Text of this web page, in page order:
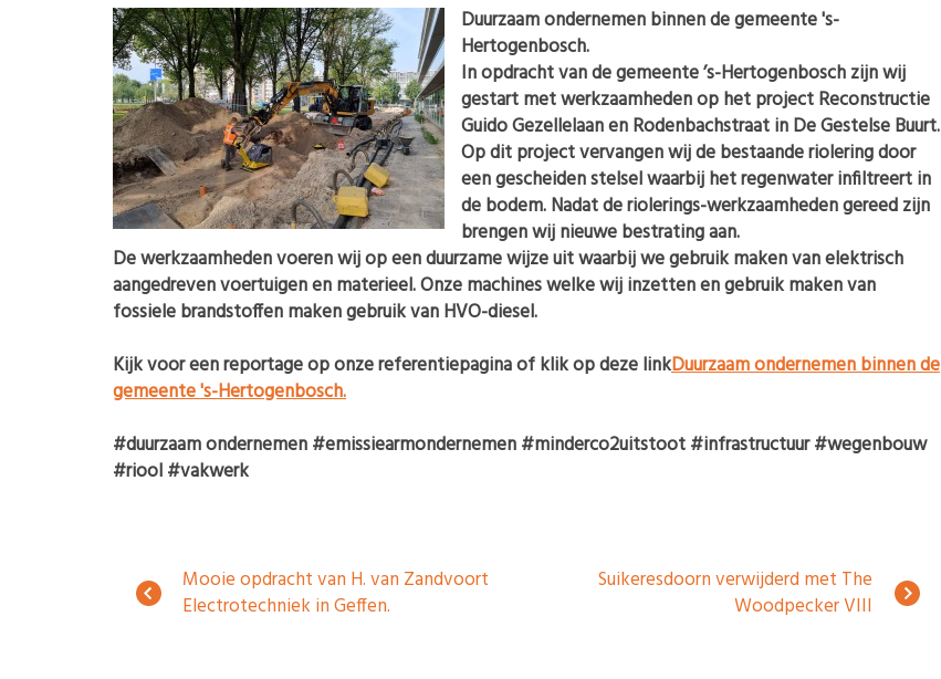
Duurzaam ondernemen binnen de gemeente 's-
Hertogenbosch.
In opdracht van de gemeente ’s-Hertogenbosch zijn wij
gestart met werkzaamheden op het project Reconstructie
Guido Gezellelaan en Rodenbachstraat in De Gestelse Buurt.
Op dit project vervangen wij de bestaande riolering door
een gescheiden stelsel waarbij het regenwater infiltreert in
de bodem. Nadat de riolerings-werkzaamheden gereed zijn
brengen wij nieuwe bestrating aan.
De werkzaamheden voeren wij op een duurzame wijze uit waarbij we gebruik maken van elektrisch
aangedreven voertuigen en materieel. Onze machines welke wij inzetten en gebruik maken van
fossiele brandstoffen maken gebruik van HVO-diesel.
Kijk voor een reportage op onze referentiepagina of klik op deze linkDuurzaam ondernemen binnen de
gemeente 's-Hertogenbosch.
#duurzaam ondernemen #emissiearmondernemen #minderco2uitstoot #infrastructuur #wegenbouw
#riool #vakwerk
Mooie opdracht van H. van Zandvoort
Electrotechniek in Geffen.
Suikeresdoorn verwijderd met The
Woodpecker VIII